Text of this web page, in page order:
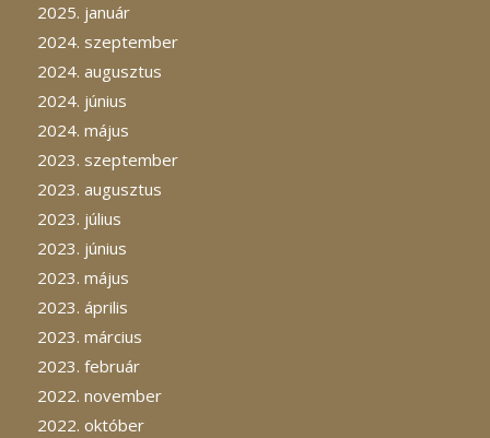
2025. január
2024. szeptember
2024. augusztus
2024. június
2024. május
2023. szeptember
2023. augusztus
2023. július
2023. június
2023. május
2023. április
2023. március
2023. február
2022. november
2022. október